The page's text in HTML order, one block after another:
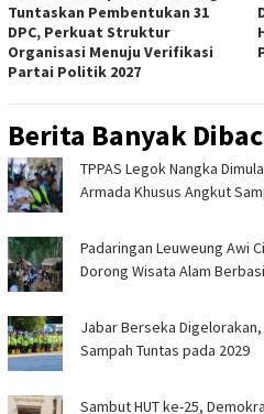
Tuntaskan Pembentukan 31
DPC, Perkuat Struktur
Organisasi Menuju Verifikasi
Partai Politik 2027
Berita Banyak
TPPAS Legok Nangka
Armada Khusus Angkut
Padaringan Leuweung Awi
Dorong Wisata Alam
Jabar Berseka
Sampah Tuntas pada 2029
Sambut HUT ke-25,